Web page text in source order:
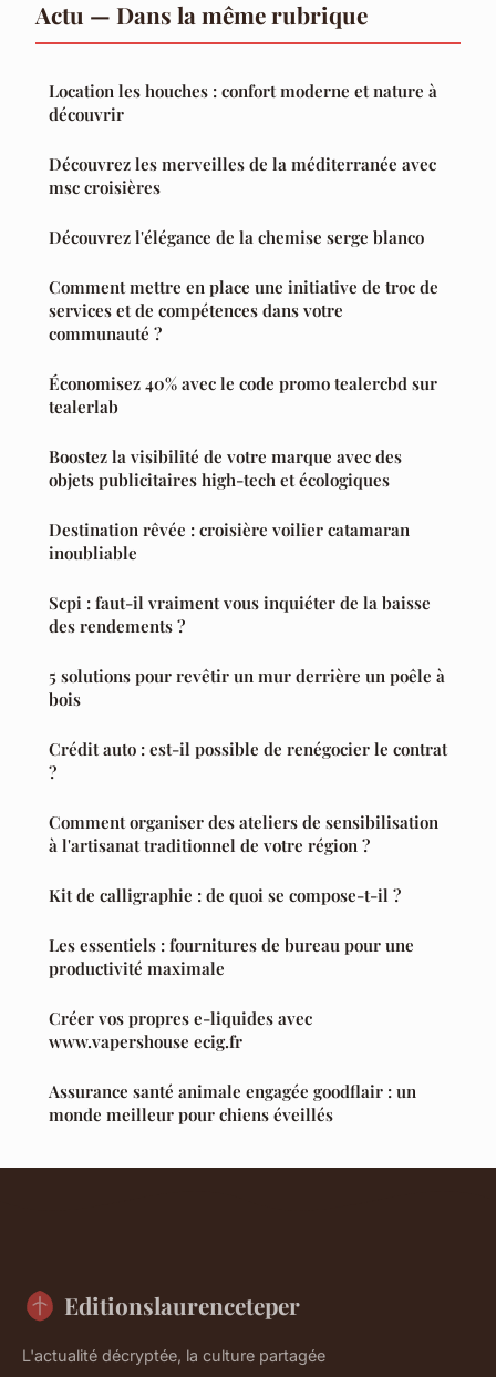
Actu — Dans la même rubrique
Location les houches : confort moderne et nature à
découvrir
Découvrez les merveilles de la méditerranée avec
msc croisières
Découvrez l'élégance de la chemise serge blanco
Comment mettre en place une initiative de troc de
services et de compétences dans votre
communauté ?
Économisez 40% avec le code promo tealercbd sur
tealerlab
Boostez la visibilité de votre marque avec des
objets publicitaires high-tech et écologiques
Destination rêvée : croisière voilier catamaran
inoubliable
Scpi : faut-il vraiment vous inquiéter de la baisse
des rendements ?
5 solutions pour revêtir un mur derrière un poêle à
bois
Crédit auto : est-il possible de renégocier le contrat
?
Comment organiser des ateliers de sensibilisation
à l'artisanat traditionnel de votre région ?
Kit de calligraphie : de quoi se compose-t-il ?
Les essentiels : fournitures de bureau pour une
productivité maximale
Créer vos propres e-liquides avec
www.vapershouse ecig.fr
Assurance santé animale engagée goodflair : un
monde meilleur pour chiens éveillés
Editionslaurenceteper
L'actualité décryptée, la culture partagée